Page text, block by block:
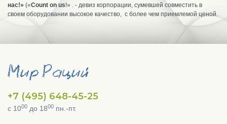
нас!» («Count on us!» . - девиз корпорации, су­мевшей совместить в
своем оборудовании вы­сокое качество, с более чем приемлемой ценой.
+7 (495) 648-45-25
с 1000 до 1800 пн.-пт.